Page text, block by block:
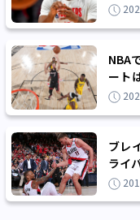
バー
NBA
ート
示す
ブレ
ライ